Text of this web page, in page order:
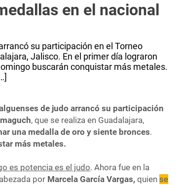
en el nacional
su participación en el Torneo
Jalisco. En el primer día lograron
buscarán conquistar más metales.
de judo arrancó su participación
, que se realiza en Guadalajara,
una medalla de oro y siente bronces.
más metales.
es potencia es el judo. Ahora fue en la
por Marcela García Vargas,quien se